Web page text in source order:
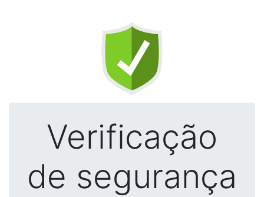
Verificação
de segurança